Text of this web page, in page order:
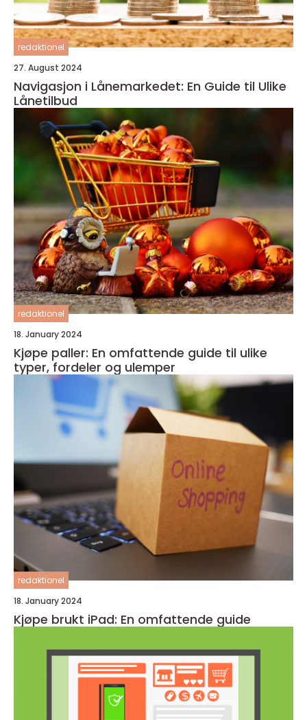
redaktionel
27. August 2024
Navigasjon i Lånemarkedet: En Guide til Ulike
Lånetilbud
redaktionel
18. January 2024
Kjøpe paller: En omfattende guide til ulike
typer, fordeler og ulemper
redaktionel
18. January 2024
Kjøpe brukt iPad: En omfattende guide